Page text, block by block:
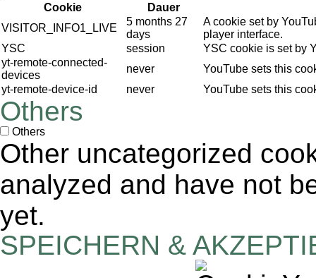
Cookie
Dauer
VISITOR_INFO1_LIVE
5 months 27
days
A cookie set by
player interface.
YSC
session
YSC cookie is set by
yt-remote-connected-
devices
never
YouTube sets this
yt-remote-device-id
never YouTube sets this
Others
Others
Other uncategorized
analyzed and have not
yet.
SPEICHERN &